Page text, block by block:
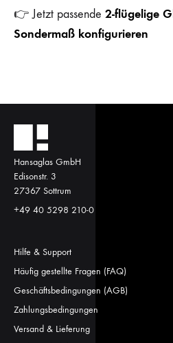
👉 Jetzt passende 2-flügelige
Sondermaß konfigurieren
Hansaglas GmbH
Edisonstr. 3
27367 Sottrum
+49 40 5298 210-0
Hilfe & Support
Häufig gestellte Fragen (FAQ)
Geschäftsbedingungen (AGB)
Zahlungsbedingungen
Versand & Lieferung